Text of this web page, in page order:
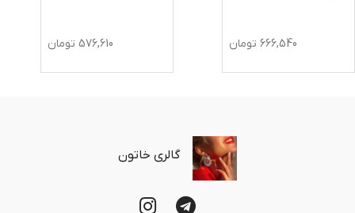
666,540 تومان 576,610 تومان
گالری خاتون